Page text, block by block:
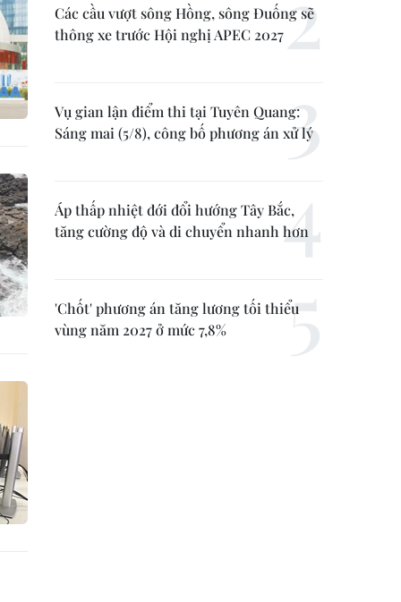
Các cầu vượt sông Hồng, sông Đuống sẽ
thông xe trước Hội nghị APEC 2027
Vụ gian lận điểm thi tại Tuyên Quang:
Sáng mai (5/8), công bố phương án xử lý
Áp thấp nhiệt đới đổi hướng Tây Bắc,
tăng cường độ và di chuyển nhanh hơn
'Chốt' phương án tăng lương tối thiểu
vùng năm 2027 ở mức 7,8%